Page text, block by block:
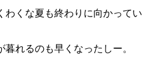
わくな夏も終わりに向かってい
れるのも早くなったしー。